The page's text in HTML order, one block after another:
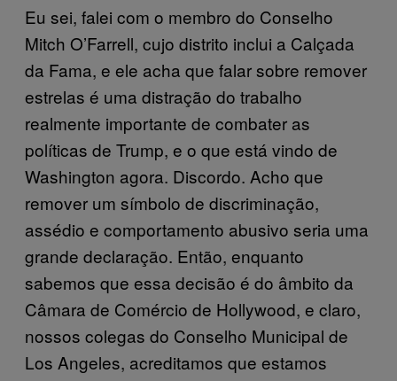
Eu sei, falei com o membro do Conselho
Mitch O’Farrell, cujo distrito inclui a Calçada
da Fama, e ele acha que falar sobre remover
estrelas é uma distração do trabalho
realmente importante de combater as
políticas de Trump, e o que está vindo de
Washington agora. Discordo. Acho que
remover um símbolo de discriminação,
assédio e comportamento abusivo seria uma
grande declaração. Então, enquanto
sabemos que essa decisão é do âmbito da
Câmara de Comércio de Hollywood, e claro,
nossos colegas do Conselho Municipal de
Los Angeles, acreditamos que estamos